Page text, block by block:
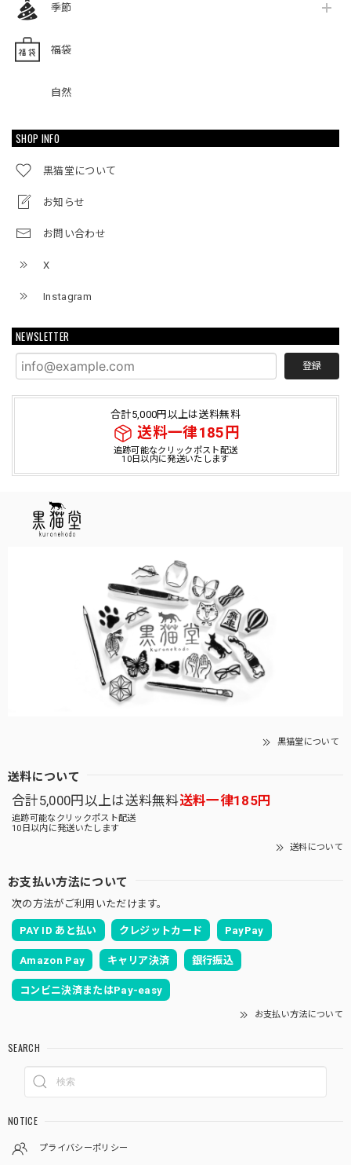
季節
福袋
自然
SHOP INFO
黒猫堂について
お知らせ
お問い合わせ
X
Instagram
NEWSLETTER
登録
合計5,000円以上は送料無料
送料一律185円
追跡可能なクリックポスト配送
10日以内に発送いたします
黒猫堂について
送料について
合計5,000円以上は送料無料送料一律185円
追跡可能なクリックポスト配送
10日以内に発送いたします
送料について
お支払い方法について
次の方法がご利用いただけます。
PAY ID あと払い クレジットカード PayPay
Amazon Pay キャリア決済 銀行振込
コンビニ決済またはPay-easy
お支払い方法について
SEARCH
NOTICE
プライバシーポリシー